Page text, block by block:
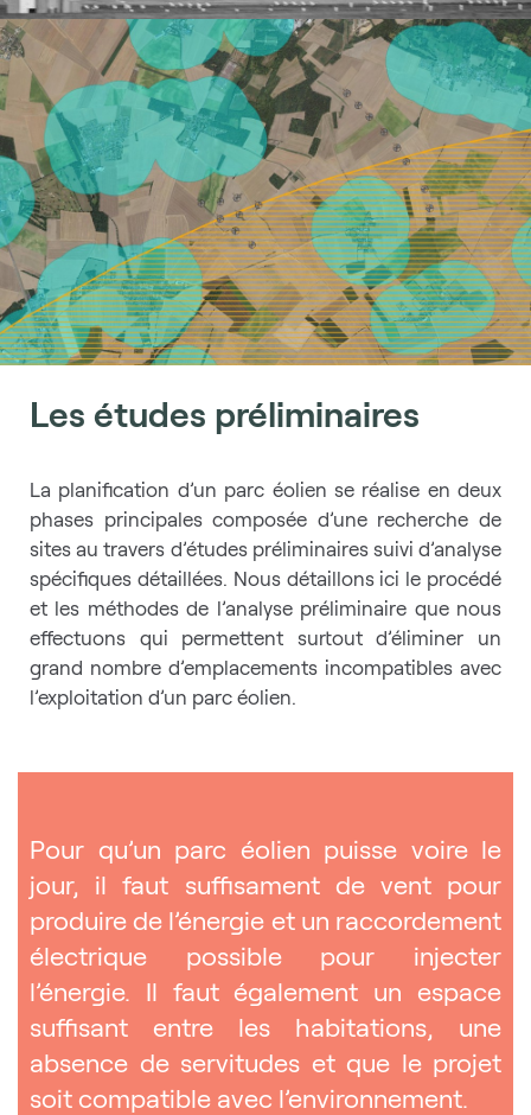
Les études préliminaires
La planification d’un parc éolien se réalise en deux
phases principales composée d’une recherche de
sites au travers d’études préliminaires suivi d’analyse
spécifiques détaillées. Nous détaillons ici le procédé
et les méthodes de l’analyse préliminaire que nous
effectuons qui permettent surtout d’éliminer un
grand nombre d’emplacements incompatibles avec
l’exploitation d’un parc éolien.
Pour qu’un parc éolien puisse voire le
jour, il faut suffisament de vent pour
produire de l’énergie et un raccordement
électrique possible pour injecter
l’énergie. Il faut également un espace
suffisant entre les habitations, une
absence de servitudes et que le projet
soit compatible avec l’environnement.